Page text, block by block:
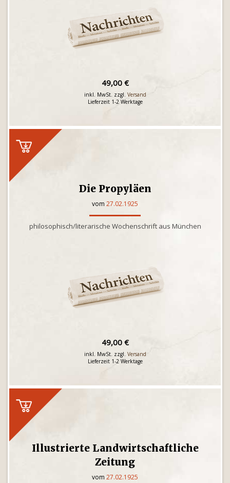
49,00 €
inkl. MwSt. zzgl. Versand
Lieferzeit 1-2 Werktage
Die Propyläen
vom 27.02.1925
philosophisch/literarische Wochenschrift aus München
49,00 €
inkl. MwSt. zzgl. Versand
Lieferzeit 1-2 Werktage
Illustrierte Landwirtschaftliche
Zeitung
vom 27.02.1925